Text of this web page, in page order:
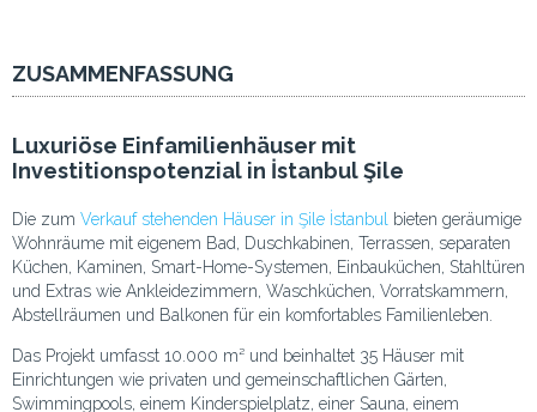
ZUSAMMENFASSUNG
Luxuriöse Einfamilienhäuser mit
Investitionspotenzial in İstanbul Şile
Die zum Verkauf stehenden Häuser in Şile İstanbul
bieten geräumige
Wohnräume mit eigenem Bad, Duschkabinen, Terrassen, separaten
Küchen, Kaminen, Smart-Home-Systemen, Einbauküchen, Stahltüren
und Extras wie Ankleidezimmern, Waschküchen, Vorratskammern,
Abstellräumen und Balkonen für ein komfortables Familienleben.
Das Projekt umfasst 10.000 m² und beinhaltet 35 Häuser mit
Einrichtungen wie privaten und gemeinschaftlichen Gärten,
Swimmingpools, einem Kinderspielplatz, einer Sauna, einem